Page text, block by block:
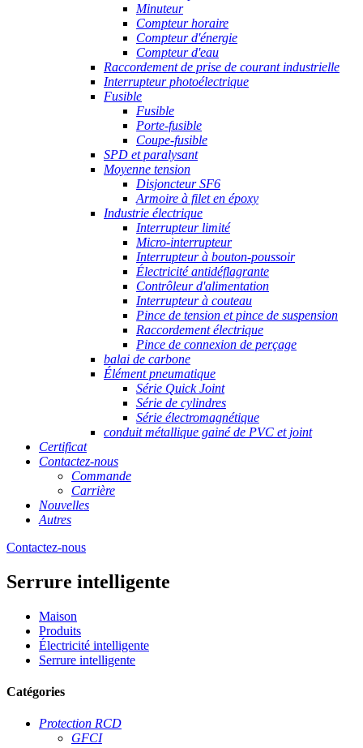
Minuteur
Compteur horaire
Compteur d'énergie
Compteur d'eau
Raccordement de prise de courant industrielle
Interrupteur photoélectrique
Fusible
Fusible
Porte-fusible
Coupe-fusible
SPD et paralysant
Moyenne tension
Disjoncteur SF6
Armoire à filet en époxy
Industrie électrique
Interrupteur limité
Micro-interrupteur
Interrupteur à bouton-poussoir
Électricité antidéflagrante
Contrôleur d'alimentation
Interrupteur à couteau
Pince de tension et pince de suspension
Raccordement électrique
Pince de connexion de perçage
balai de carbone
Élément pneumatique
Série Quick Joint
Série de cylindres
Série électromagnétique
conduit métallique gainé de PVC et joint
Certificat
Contactez-nous
Commande
Carrière
Nouvelles
Autres
Contactez-nous
Serrure intelligente
Maison
Produits
Électricité intelligente
Serrure intelligente
Catégories
Protection RCD
GFCI